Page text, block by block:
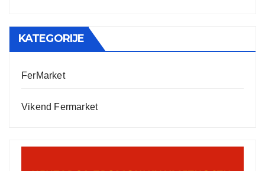
KATEGORIJE
FerMarket
Vikend Fermarket